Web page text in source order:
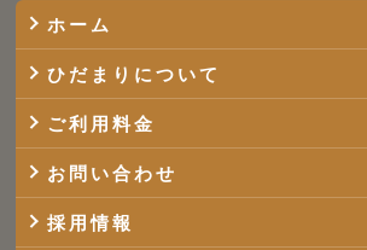
ホーム
ひだまりについて
ご利用料金
お問い合わせ
採用情報